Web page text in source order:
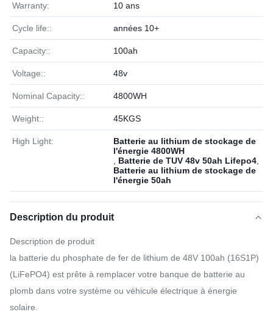
Warranty: 10 ans
Cycle life:: années 10+
Capacity:: 100ah
Voltage:: 48v
Nominal Capacity:: 4800WH
Weight:: 45KGS
High Light:
Batterie au lithium de stockage de
l'énergie 4800WH
Batterie de TUV 48v 50ah Lifepo4
Batterie au lithium de stockage de
l'énergie 50ah
Description du produit
Description de produit
la batterie du phosphate de fer de lithium de 48V 100ah (16S1P)
(LiFePO4) est prête à remplacer votre banque de batterie au
plomb dans votre système ou véhicule électrique à énergie
solaire.